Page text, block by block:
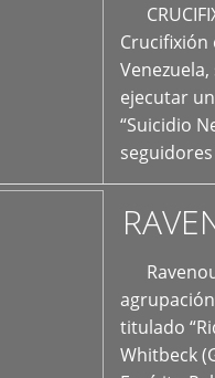
Crucifixión
ejecutar
“Suicidio
titulado
Whitbeck